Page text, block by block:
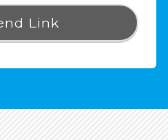
Link